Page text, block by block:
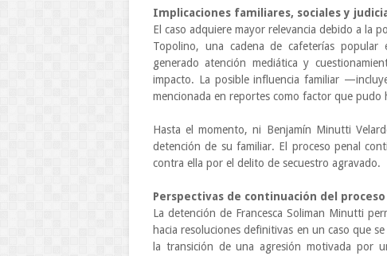
Implicaciones familiares, sociales y
El caso adquiere mayor relevancia debido a la
Topolino, una cadena de cafeterías
generado atención mediática y
impacto. La posible influencia familiar
mencionada en reportes como factor que
Hasta el momento, ni Benjamín Minutti
detención de su familiar. El proceso penal
contra ella por el delito de secuestro agravado.
Perspectivas de continuación del proceso
La detención de Francesca Soliman Minutti
hacia resoluciones definitivas en un caso que
la transición de una agresión motivada por